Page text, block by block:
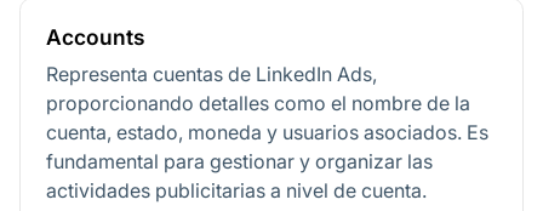
Accounts
Representa cuentas de LinkedIn Ads,
proporcionando detalles como el nombre de la
cuenta, estado, moneda y usuarios asociados. Es
fundamental para gestionar y organizar las
actividades publicitarias a nivel de cuenta.